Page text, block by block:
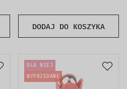
DODAJ DO KOSZYKA
DLA NIEJ
WYPRZEDANE